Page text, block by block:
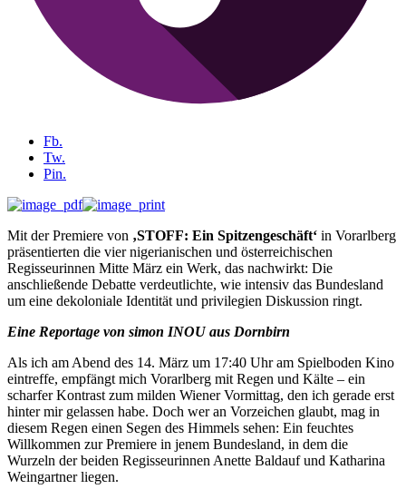
Fb.
Tw.
Pin.
Mit der Premiere von ‚STOFF: Ein Spitzengeschäft‘ in Vorarlberg
präsentierten die vier nigerianischen und österreichischen
Regisseurinnen Mitte März ein Werk, das nachwirkt: Die
anschließende Debatte verdeutlichte, wie intensiv das Bundesland
um eine dekoloniale Identität und privilegien Diskussion ringt.
Eine Reportage von simon INOU aus Dornbirn
Als ich am Abend des 14. März um 17:40 Uhr am Spielboden Kino
eintreffe, empfängt mich Vorarlberg mit Regen und Kälte – ein
scharfer Kontrast zum milden Wiener Vormittag, den ich gerade erst
hinter mir gelassen habe. Doch wer an Vorzeichen glaubt, mag in
diesem Regen einen Segen des Himmels sehen: Ein feuchtes
Willkommen zur Premiere in jenem Bundesland, in dem die
Wurzeln der beiden Regisseurinnen Anette Baldauf und Katharina
Weingartner liegen.